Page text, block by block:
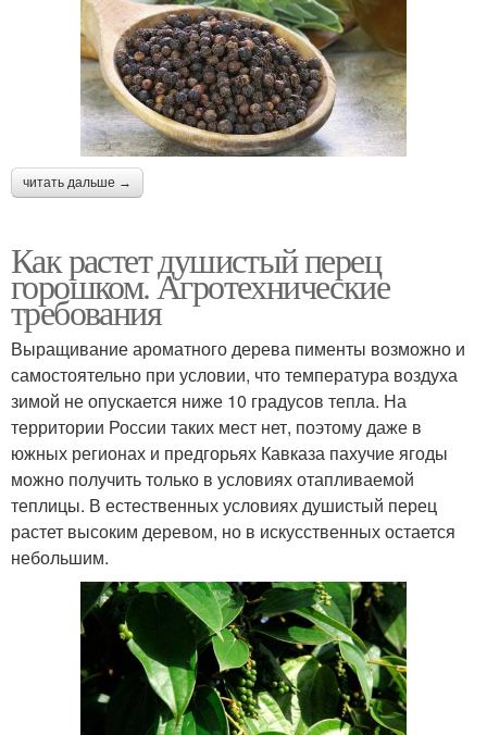
читать дальше →
Как растет душистый перец
горошком. Агротехнические
требования
Выращивание ароматного дерева пименты возможно и
самостоятельно при условии, что температура воздуха
зимой не опускается ниже 10 градусов тепла. На
территории России таких мест нет, поэтому даже в
южных регионах и предгорьях Кавказа пахучие ягоды
можно получить только в условиях отапливаемой
теплицы. В естественных условиях душистый перец
растет высоким деревом, но в искусственных остается
небольшим.